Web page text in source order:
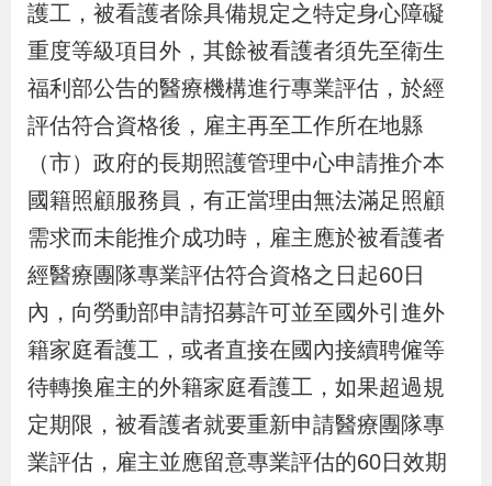
宣
導
專
區
相
關
連
結
網
站
導
覽
民
意
信
箱
文
字
客
服
統
計
資
訊
E
n
g
l
回
首
頁
R
S
S
護工，被看護者除具備規定之特定身心障礙
重度等級項目外，其餘被看護者須先至衛生
福利部公告的醫療機構進行專業評估，於經
評估符合資格後，雇主再至工作所在地縣
（市）政府的長期照護管理中心申請推介本
國籍照顧服務員，有正當理由無法滿足照顧
需求而未能推介成功時，雇主應於被看護者
經醫療團隊專業評估符合資格之日起60日
內，向勞動部申請招募許可並至國外引進外
籍家庭看護工，或者直接在國內接續聘僱等
待轉換雇主的外籍家庭看護工，如果超過規
定期限，被看護者就要重新申請醫療團隊專
業評估，雇主並應留意專業評估的60日效期